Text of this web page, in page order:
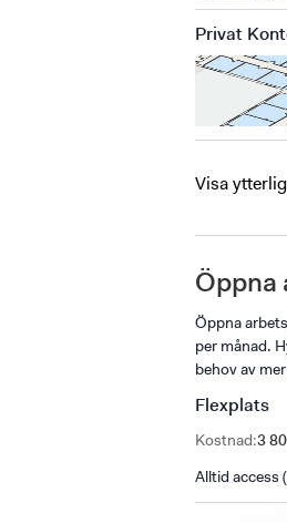
Privat
Visa
Öppna
Öppna
per månad.
behov av
Flexplats
Kostnad:3
Alltid access